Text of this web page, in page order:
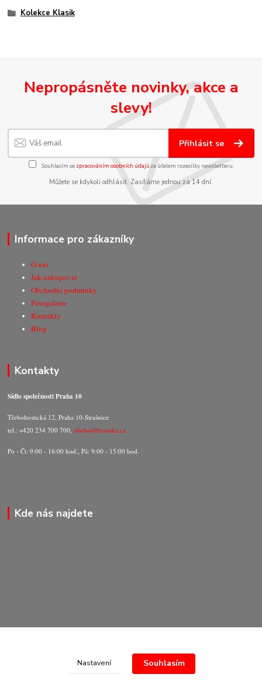
Kolekce Klasik
Nepropásněte novinky, akce a
slevy!
Přihlásit se
Souhlasím se zpracováním osobních údajůza účelem rozesílky newsletteru.
Můžete se kdykoli odhlásit. Zasíláme jednou za 14 dní.
Informace pro zákazníky
O nás
Jak nakupovat
Obchodní podmínky
Fotogalerie
Kontakty
Blog
Kontakty
Sídlo společnosti Praha 10
Třebohostická 12, Praha 10-Strašnice
tel.: +420 234 700 700,obchod@razitka.cz
Po - Čt: 9:00 - 16:00 hod., Pá: 9:00 - 15:00 hod.
Kde nás najdete
Nastavení Souhlasím